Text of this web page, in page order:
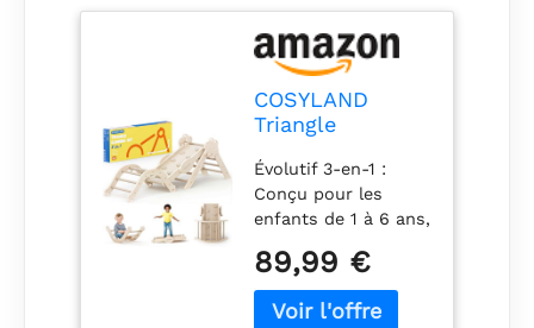
COSYLAND
Triangle
Montessori 8-
en-1 – Arche
Pliable en Bois,
Parcours de
Motricité pour
Enfants 1–3 Ans,
Évolutif 3-en-1 :
Conçu pour les
enfants de 1 à 6 ans,
réglables pour
s’adapter aux
différentes étapes
89,99 €